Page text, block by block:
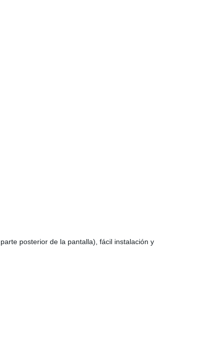
posterior de la pantalla), fácil instalación y